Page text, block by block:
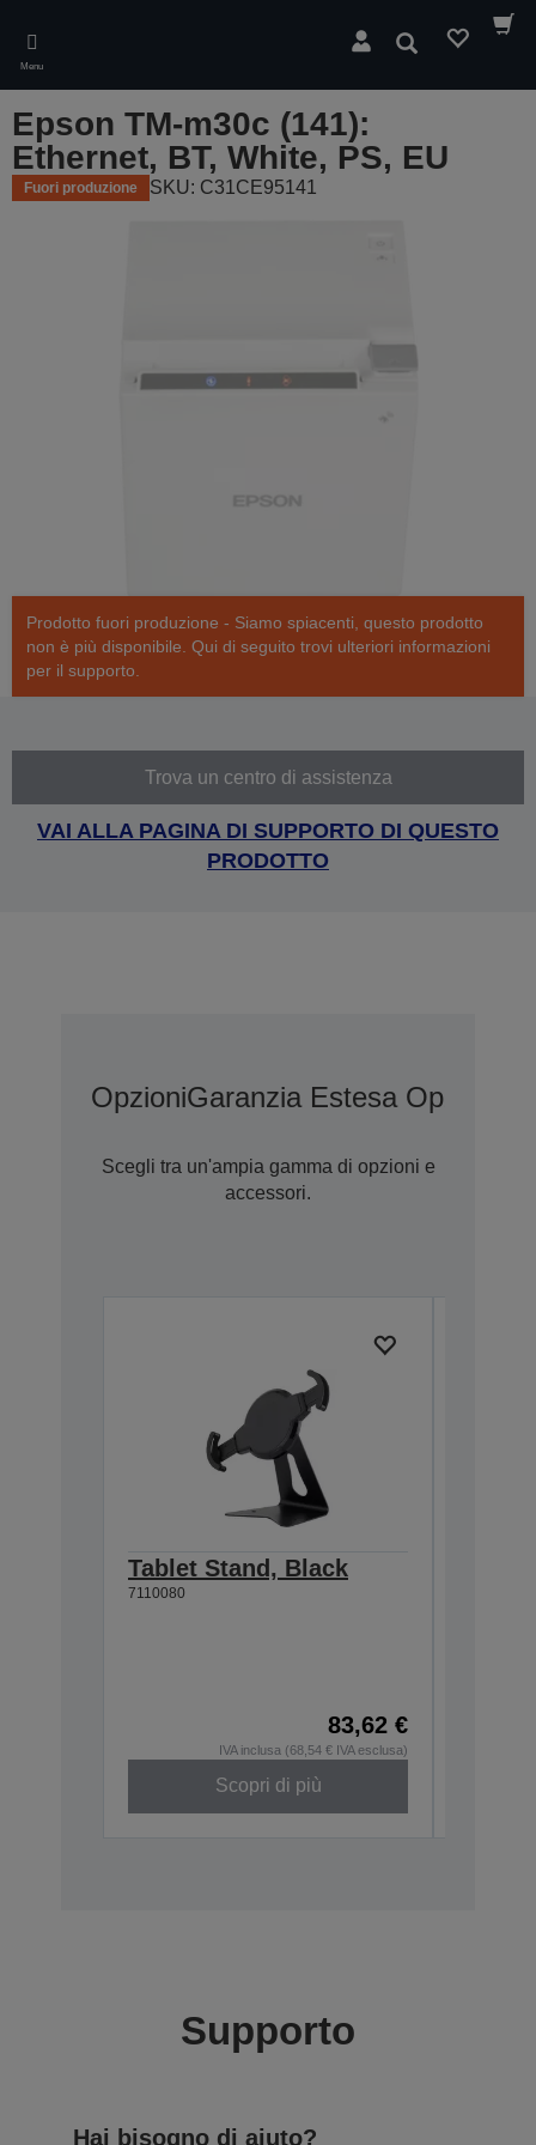
main
content
Menu
Cerca
Epson TM-m30c (141):
Ethernet, BT, White, PS, EU
Fuori produzione SKU: C31CE95141
Prodotto fuori produzione - Siamo spiacenti, questo prodotto
non è più disponibile. Qui di seguito trovi ulteriori informazioni
per il supporto.
Trova un centro di assistenza
VAI ALLA PAGINA DI SUPPORTO DI QUESTO
PRODOTTO
OpzioniGaranzia Estesa
Scegli tra un'ampia gamma di opzioni e
accessori.
Tablet Stand, Black
7110080
83,62 €
IVA inclusa (68,54 € IVA esclusa)
Scopri di più
Supporto
Hai bisogno di aiuto?